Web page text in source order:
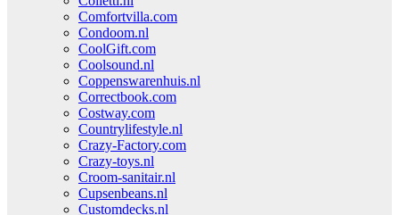
Comfortvilla.com
Condoom.nl
CoolGift.com
Coolsound.nl
Coppenswarenhuis.nl
Correctbook.com
Costway.com
Countrylifestyle.nl
Crazy-Factory.com
Crazy-toys.nl
Croom-sanitair.nl
Cupsenbeans.nl
Customdecks.nl